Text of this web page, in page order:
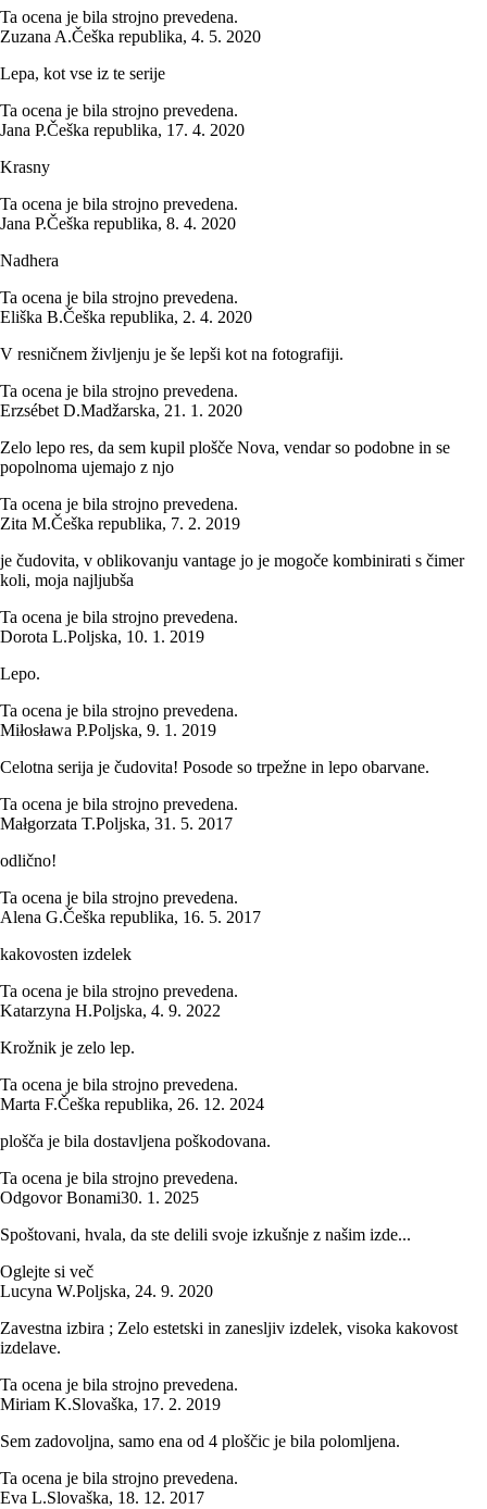
Ta ocena je bila strojno prevedena.
Zuzana A.Češka republika, 4. 5. 2020
Lepa, kot vse iz te serije
Ta ocena je bila strojno prevedena.
Jana P.Češka republika, 17. 4. 2020
Krasny
Ta ocena je bila strojno prevedena.
Jana P.Češka republika, 8. 4. 2020
Nadhera
Ta ocena je bila strojno prevedena.
Eliška B.Češka republika, 2. 4. 2020
V resničnem življenju je še lepši kot na fotografiji.
Ta ocena je bila strojno prevedena.
Erzsébet D.Madžarska, 21. 1. 2020
Zelo lepo res, da sem kupil plošče Nova, vendar so podobne in se
popolnoma ujemajo z njo
Ta ocena je bila strojno prevedena.
Zita M.Češka republika, 7. 2. 2019
je čudovita, v oblikovanju vantage jo je mogoče kombinirati s čimer
koli, moja najljubša
Ta ocena je bila strojno prevedena.
Dorota L.Poljska, 10. 1. 2019
Lepo.
Ta ocena je bila strojno prevedena.
Miłosława P.Poljska, 9. 1. 2019
Celotna serija je čudovita! Posode so trpežne in lepo obarvane.
Ta ocena je bila strojno prevedena.
Małgorzata T.Poljska, 31. 5. 2017
odlično!
Ta ocena je bila strojno prevedena.
Alena G.Češka republika, 16. 5. 2017
kakovosten izdelek
Ta ocena je bila strojno prevedena.
Katarzyna H.Poljska, 4. 9. 2022
Krožnik je zelo lep.
Ta ocena je bila strojno prevedena.
Marta F.Češka republika, 26. 12. 2024
plošča je bila dostavljena poškodovana.
Ta ocena je bila strojno prevedena.
Odgovor Bonami30. 1. 2025
Spoštovani, hvala, da ste delili svoje izkušnje z našim izde...
Oglejte si več
Lucyna W.Poljska, 24. 9. 2020
Zavestna izbira ; Zelo estetski in zanesljiv izdelek, visoka kakovost
izdelave.
Ta ocena je bila strojno prevedena.
Miriam K.Slovaška, 17. 2. 2019
Sem zadovoljna, samo ena od 4 ploščic je bila polomljena.
Ta ocena je bila strojno prevedena.
Eva L.Slovaška, 18. 12. 2017